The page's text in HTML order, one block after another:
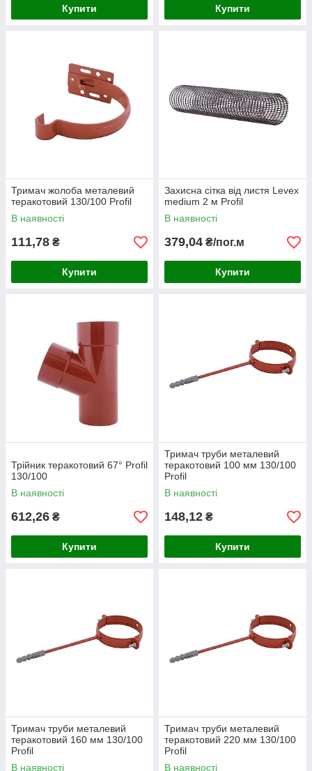
Купити Купити
Тримач жолоба металевий
теракотовий 130/100 Profil
В наявності
111,78 ₴
Купити
Захисна сітка від листя Levex
medium 2 м Profil
В наявності
379,04 ₴/пог.м
Купити
Трійник теракотовий 67° Profil
130/100
В наявності
612,26 ₴
Купити
Тримач труби металевий
теракотовий 100 мм 130/100
Profil
В наявності
148,12 ₴
Купити
Тримач труби металевий
теракотовий 160 мм 130/100
Profil
В наявності
Тримач труби металевий
теракотовий 220 мм 130/100
Profil
В наявності